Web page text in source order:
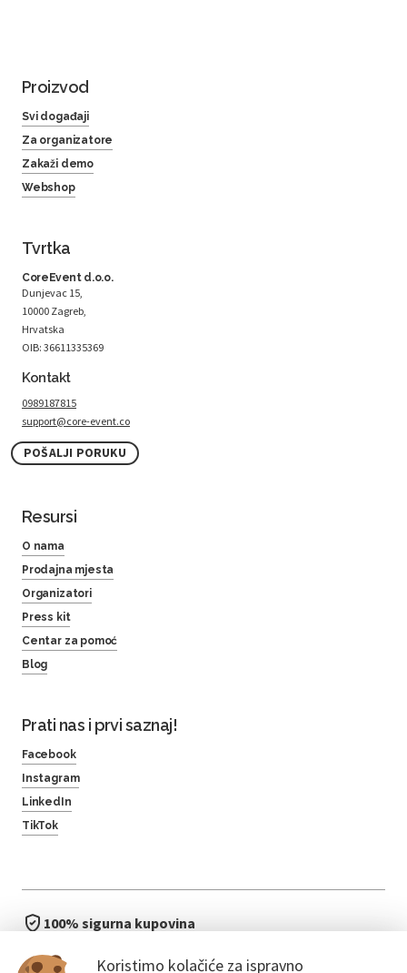
Koristimo kolačiće za ispravno
Proizvod
Svi događaji
Za organizatore
Zakaži demo
Webshop
Tvrtka
CoreEvent d.o.o.
Dunjevac 15,
10000 Zagreb,
Hrvatska
OIB: 36611335369
Kontakt
0989187815
support@core-event.co
POŠALJI PORUKU
Resursi
O nama
Prodajna mjesta
Organizatori
Press kit
Centar za pomoć
Blog
Prati nas i prvi saznaj!
Facebook
Instagram
LinkedIn
TikTok
100% sigurna kupovina
bez čekanja u redu